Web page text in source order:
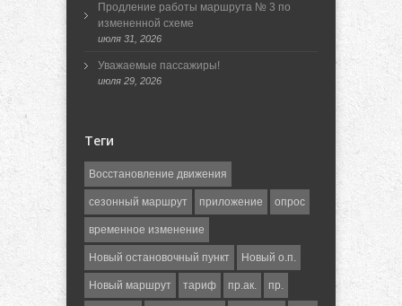
Продление работы маршрута № 3 по
измененной схеме
июля 31, 2026
Уважаемые пассажиры!
июля 29, 2026
Теги
Восстановление движения
сезонный маршрут приложение опрос
временное изменение
Новый остановочный пункт Новый о.п.
Новый маршрут тариф пр.ак. пр.